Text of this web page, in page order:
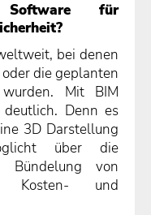
für
bei denen
die geplanten
Mit BIM
deutlich. Denn es
3D Darstellung
über die
Bündelung von
Kosten- und